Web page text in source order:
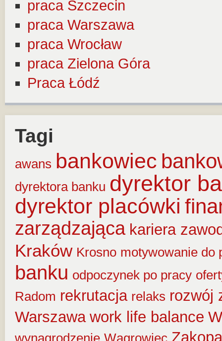
praca Szczecin
praca Warszawa
praca Wrocław
praca Zielona Góra
Praca Łódź
Tagi
awans bankowiec
dyrektora banku dyrektor
dyrektor placówki
zarządzająca kariera
Kraków Krosno motywowanie do
banku odpoczynek po pracy
Radom rekrutacja relaks rozwój
Warszawa work life balance
wynagrodzenie Wągrowiec